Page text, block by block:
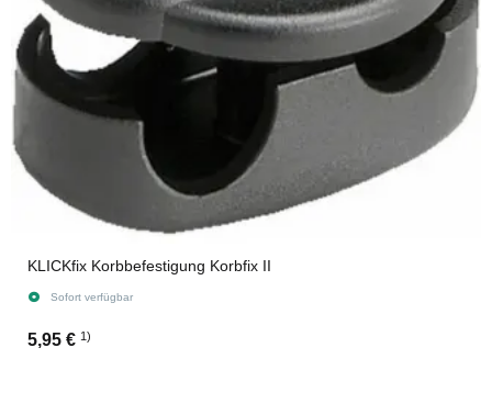
KLICKfix Korbbefestigung Korbfix II
Sofort verfügbar
5,95 € 1)